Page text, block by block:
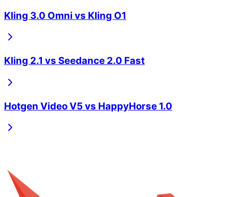
Kling 3.0 Omni vs Kling O1
Kling 2.1 vs Seedance 2.0 Fast
Hotgen Video V5 vs HappyHorse 1.0